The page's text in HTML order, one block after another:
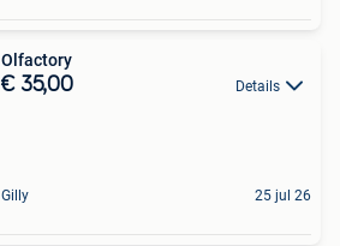
Olfactory
€ 35,00 Details
Gilly 25 jul 26